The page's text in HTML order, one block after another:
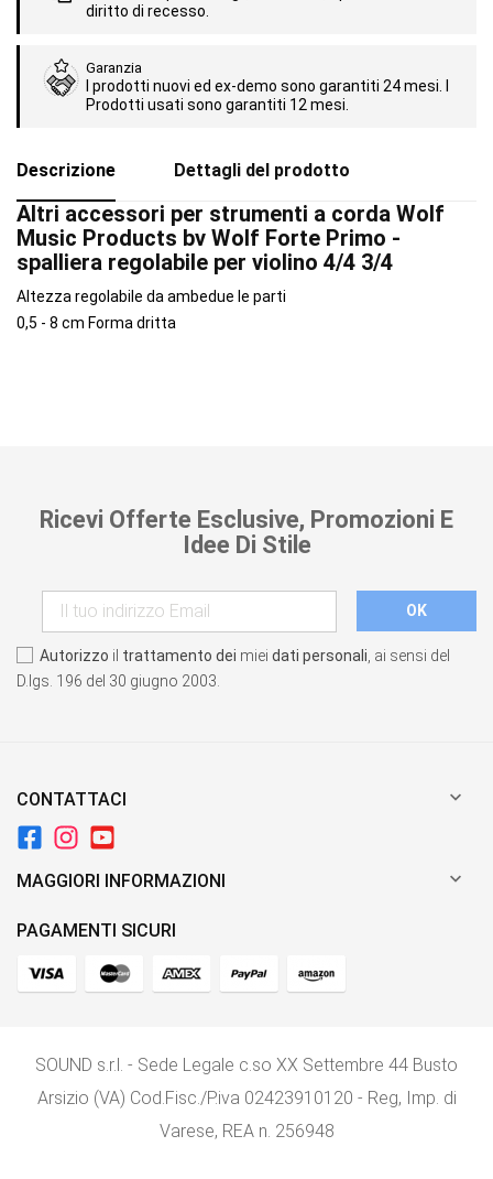
diritto di recesso.
Garanzia
I prodotti nuovi ed ex-demo sono garantiti 24 mesi. I
Prodotti usati sono garantiti 12 mesi.
Descrizione Dettagli del prodotto
Altri accessori per strumenti a corda Wolf
Music Products bv Wolf Forte Primo -
spalliera regolabile per violino 4/4 3/4
Altezza regolabile da ambedue le parti
0,5 - 8 cm Forma dritta
Ricevi Offerte Esclusive, Promozioni E
Idee Di Stile
Autorizzo il trattamento dei miei dati personali , ai sensi del
D.lgs. 196 del 30 giugno 2003.
CONTATTACI 
MAGGIORI INFORMAZIONI 
PAGAMENTI SICURI
SOUND s.r.l. - Sede Legale c.so XX Settembre 44 Busto
Arsizio (VA) Cod.Fisc./P.iva 02423910120 - Reg, Imp. di
Varese, REA n. 256948